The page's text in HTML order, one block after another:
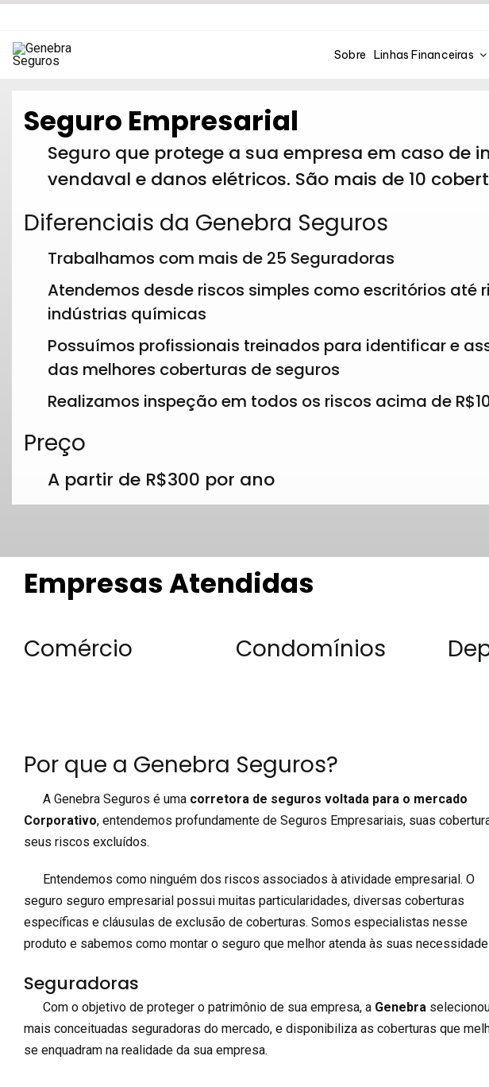
Sobre Linhas Financeiras
Seguro Empresarial
Seguro que protege a sua empresa em caso de
vendaval e danos elétricos. São mais de 10
Diferenciais da Genebra Seguros
Trabalhamos com mais de 25 Seguradoras
Atendemos desde riscos simples como escritórios até
indústrias químicas
Possuímos profissionais treinados para identificar e
das melhores coberturas de seguros
Realizamos inspeção em todos os riscos acima de
Preço
A partir de R$300 por ano
Empresas Atendidas
Comércio Condomínios
Por que a Genebra Seguros?
A Genebra Seguros é uma corretora de seguros voltada para o mercado
Corporativo, entendemos profundamente de Seguros Empresariais, suas
seus riscos excluídos.
Entendemos como ninguém dos riscos associados à atividade empresarial. O
seguro seguro empresarial possui muitas particularidades, diversas coberturas
específicas e cláusulas de exclusão de coberturas. Somos especialistas nesse
produto e sabemos como montar o seguro que melhor atenda às suas
Seguradoras
Com o objetivo de proteger o patrimônio de sua empresa, a Genebra
mais conceituadas seguradoras do mercado, e disponibiliza as coberturas que
se enquadram na realidade da sua empresa.